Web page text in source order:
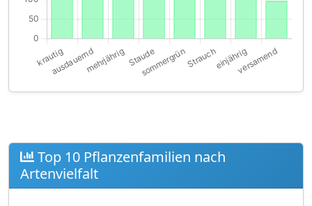
Top 10 Pflanzenfamilien nach
Artenvielfalt